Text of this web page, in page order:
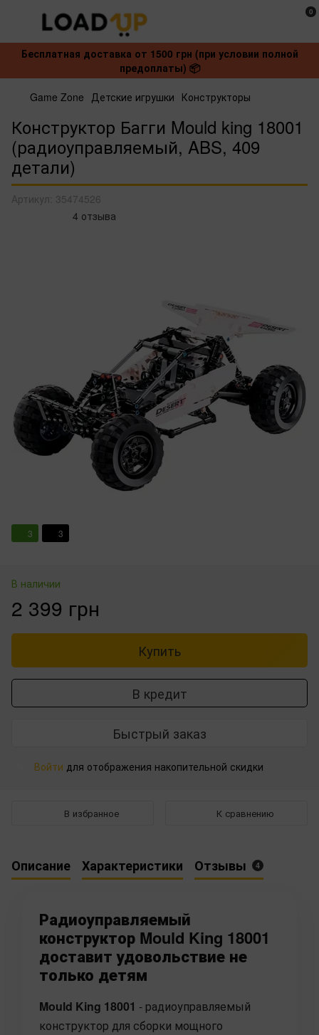
0
Бесплатная доставка от 1500 грн (при условии полной
предоплаты) 📦
Game Zone Детские игрушки Конструкторы
Конструктор Багги Mould king 18001
(радиоуправляемый, ABS, 409
детали)
Артикул: 35474526
4 отзыва
3 3
В наличии
2 399 грн
Купить
В кредит
Быстрый заказ
Войти для отображения накопительной скидки
В избранное К сравнению
Описание Характеристики Отзывы 4
Радиоуправляемый
конструктор Mould King 18001
доставит удовольствие не
только детям
Mould King 18001 - радиоуправляемый
конструктор для сборки мощного